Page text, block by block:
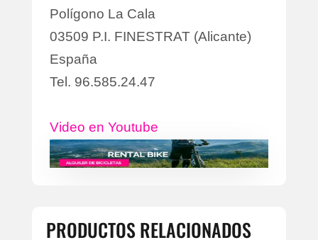
Polígono La Cala
03509 P.I. FINESTRAT (Alicante)
España
Tel. 96.585.24.47
Video en Youtube
PRODUCTOS RELACIONADOS